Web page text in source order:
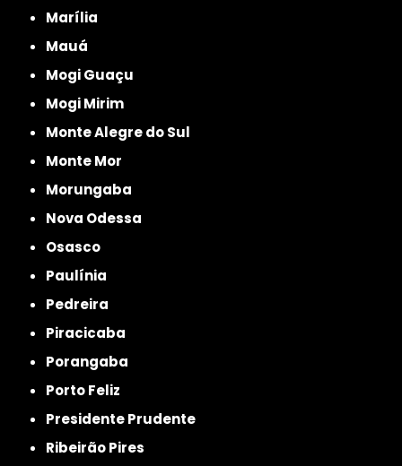
Marília
Mauá
Mogi Guaçu
Mogi Mirim
Monte Alegre do Sul
Monte Mor
Morungaba
Nova Odessa
Osasco
Paulínia
Pedreira
Piracicaba
Porangaba
Porto Feliz
Presidente Prudente
Ribeirão Pires